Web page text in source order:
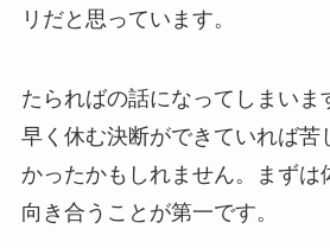
リだと思っています。
たらればの話になってしまいま
早く休む決断ができていれば苦
かったかもしれません。まずは
向き合うことが第一です。